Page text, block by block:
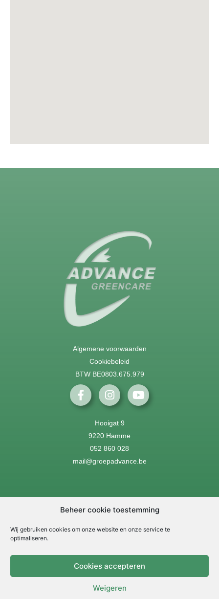
Beheer cookie toestemming
Wij gebruiken cookies om onze website en onze service te
optimaliseren.
Cookies accepteren
Weigeren
Algemene voorwaarden
Cookiebeleid
BTW BE0803.675.979
Hooigat 9
9220 Hamme
052 860 028
mail@groepadvance.be
Onze websites
Greencare
Infra
Transport